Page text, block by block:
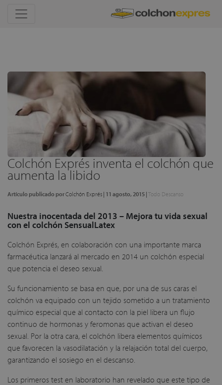
Colchón Exprés inventa el colchón que
aumenta la libido
Artículo publicado porColchón Exprés | 11 agosto, 2015 | Todo Descanso
Nuestra inocentada del 2013 – Mejora tu vida sexual
con el colchón SensualLatex
Colchón Exprés, en colaboración con una importante marca
farmacéutica lanzará al mercado en 2014 un colchón especial
que potencia el deseo sexual.
Su funcionamiento se basa en que, por una de sus caras el
colchón va equipado con un tejido sometido a un tratamiento
químico especial que al contacto con la piel libera un flujo
continuo de hormonas y feromonas que activan el deseo
sexual. Por la otra cara, el colchón libera elementos químicos
que favorecen la vasodilatación y la relajación total del cuerpo,
garantizando el sosiego en el descanso.
Los primeros test en laboratorio han revelado que este tipo de